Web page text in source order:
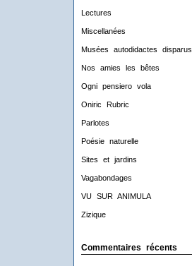
Lectures
Miscellanées
Musées autodidactes disparus
Nos amies les bêtes
Ogni pensiero vola
Oniric Rubric
Parlotes
Poésie naturelle
Sites et jardins
Vagabondages
VU SUR ANIMULA
Zizique
Commentaires récents